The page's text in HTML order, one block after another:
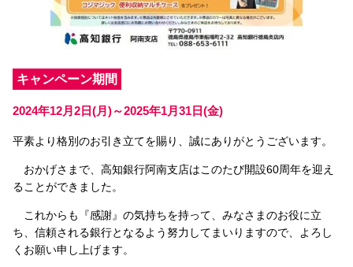
キャンペーン期間
2024年12月2日(月)～2025年1月31日(金)
平素より格別のお引き立てを賜り、誠にありがとうございます。
おかげさまで、高知銀行阿南支店はこのたび開設60周年を迎え
ることができました。
これからも『感謝』の気持ちを持って、みなさまのお役に立
ち、信頼される銀行となるよう努力してまいりますので、よろし
くお願い申し上げます。